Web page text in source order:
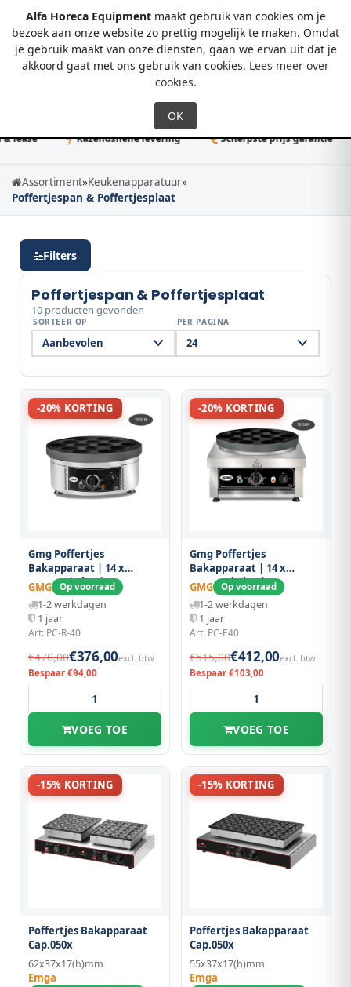
Alfa Horeca Equipmentmaakt gebruik van cookies om je
bezoek aan onze website zo prettig mogelijk te maken. Omdat
je gebruik maakt van onze diensten, gaan we ervan uit dat je
akkoord gaat met ons gebruik van cookies. Lees meer over
cookies.
0
Razendsnelle levering Scherpste prijs garantie
Assortiment»Keukenapparatuur»
Poffertjespan & Poffertjesplaat
Filters
Poffertjespan & Poffertjesplaat
10 producten gevonden
SORTEER OP PER PAGINA
-20% KORTING
Gmg Poffertjes
Bakapparaat | 14 x
ø80mm | 3kw |
ø400x200mm
GMG Op voorraad
1-2 werkdagen
1 jaar
Art: PC-R-40
€470,00€376,00excl. btw
Bespaar €94,00
VOEG TOE
-20% KORTING
Gmg Poffertjes
Bakapparaat | 14 x
ø80mm | 3kw |
450x520x240(h)mm
GMG Op voorraad
1-2 werkdagen
1 jaar
Art: PC-E40
€515,00€412,00excl. btw
Bespaar €103,00
VOEG TOE
-15% KORTING
Poffertjes Bakapparaat
Cap.050x
62x37x17(h)mm
Emga
-15% KORTING
Poffertjes Bakapparaat
Cap.050x
55x37x17(h)mm
Emga